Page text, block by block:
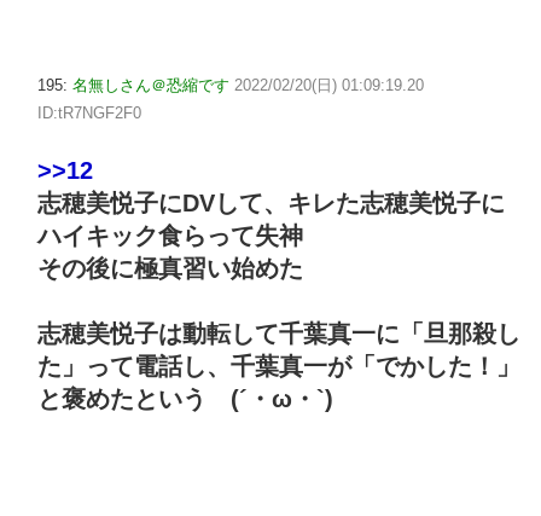
195: 名無しさん＠恐縮です 2022/02/20(日) 01:09:19.20
ID:tR7NGF2F0
>>12
志穂美悦子にDVして、キレた志穂美悦子に
ハイキック食らって失神
その後に極真習い始めた
志穂美悦子は動転して千葉真一に「旦那殺し
た」って電話し、千葉真一が「でかした！」
と褒めたという (´・ω・`)